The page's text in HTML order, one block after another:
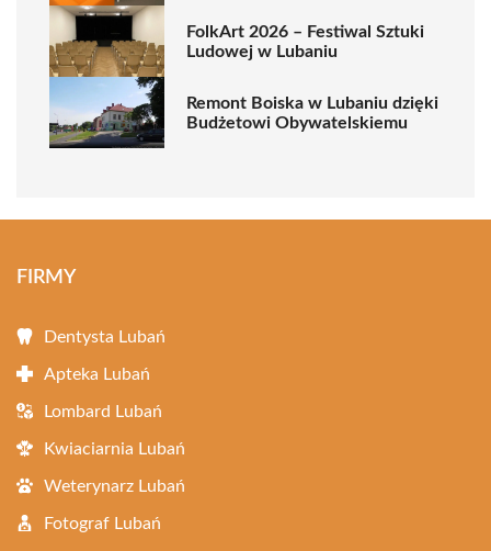
FolkArt 2026 – Festiwal Sztuki
Ludowej w Lubaniu
Remont Boiska w Lubaniu dzięki
Budżetowi Obywatelskiemu
FIRMY
Dentysta Lubań
Apteka Lubań
Lombard Lubań
Kwiaciarnia Lubań
Weterynarz Lubań
Fotograf Lubań